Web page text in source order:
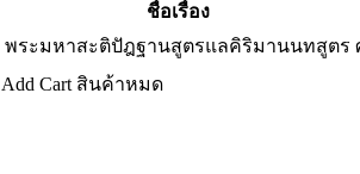
ชื่อเรื่อง
พระมหาสะติปัฎฐานสูตรแลคิริมานนทสูตร
Add Cart สินค้าหมด